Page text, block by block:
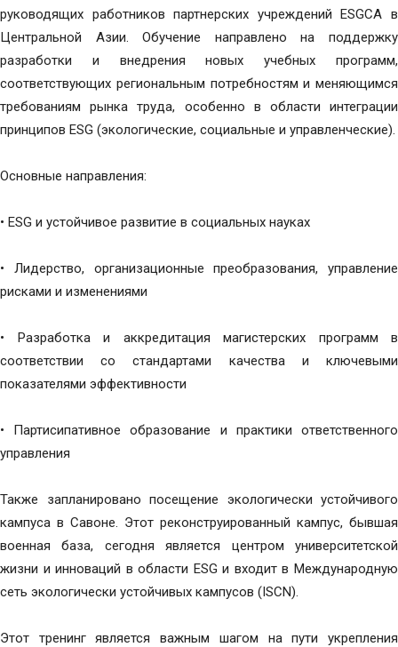
руководящих работников партнерских учреждений ESGCA в
Центральной Азии. Обучение направлено на поддержку
разработки и внедрения новых учебных программ,
соответствующих региональным потребностям и меняющимся
требованиям рынка труда, особенно в области интеграции
принципов ESG (экологические, социальные и управленческие).
Основные направления:
• ESG и устойчивое развитие в социальных науках
• Лидерство, организационные преобразования, управление
рисками и изменениями
• Разработка и аккредитация магистерских программ в
соответствии со стандартами качества и ключевыми
показателями эффективности
• Партисипативное образование и практики ответственного
управления
Также запланировано посещение экологически устойчивого
кампуса в Савоне. Этот реконструированный кампус, бывшая
военная база, сегодня является центром университетской
жизни и инноваций в области ESG и входит в Международную
сеть экологически устойчивых кампусов (ISCN).
Этот тренинг является важным шагом на пути укрепления